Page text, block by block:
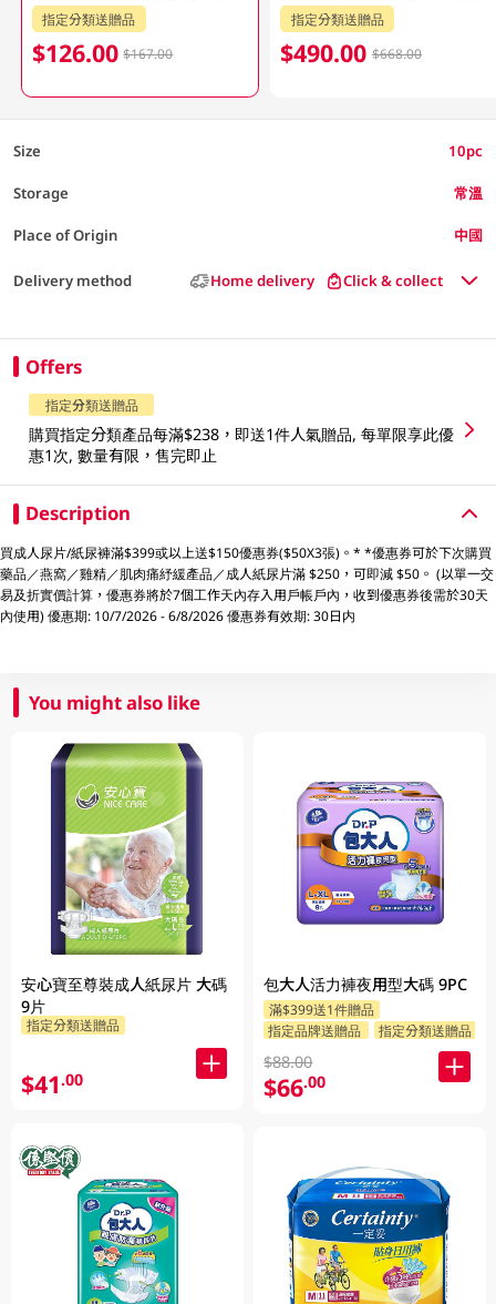
指定分類送贈品
$126.00 $167.00
指定分類送贈品
$490.00 $668.00
Size 10pc
Storage 常溫
Place of Origin 中國
Delivery method Home delivery Click & collect
Offers
指定分類送贈品
購買指定分類產品每滿$238，即送1件人氣贈品, 每單限享此優
惠1次, 數量有限，售完即止
Description
買成人尿片/紙尿褲滿$399或以上送$150優惠券($50X3張)。* *優惠券可於下次購買
藥品／燕窩／雞精／肌肉痛紓緩產品／成人紙尿片滿 $250，可即減 $50。 (以單一交
易及折實價計算，優惠券將於7個工作天內存入用戶帳戶內，收到優惠券後需於30天
內使用) 優惠期: 10/7/2026 - 6/8/2026 優惠券有效期: 30日内
You might also like
安心寶至尊裝成人紙尿片 大碼
9片
指定分類送贈品
$41.00
包大人活力褲夜用型大碼 9PC
滿$399送1件贈品
指定品牌送贈品
指定分類送贈品
$88.00
$66.00